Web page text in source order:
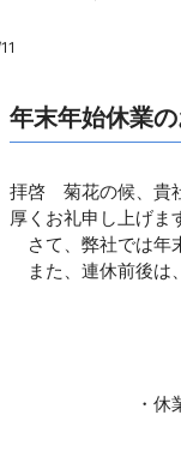
年末年始休業
拝啓 菊花の候、貴
厚くお礼申し上げま
さて、弊社では年
また、連休前後は
・